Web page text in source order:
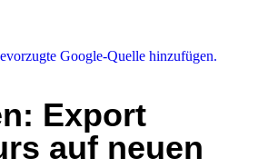
Google-Quelle hinzufügen.
Export
auf neuen